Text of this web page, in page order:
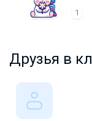
1
Друзья в